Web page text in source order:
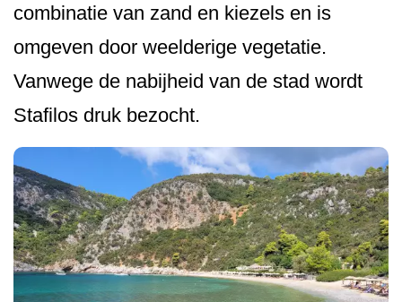
combinatie van zand en kiezels en is
omgeven door weelderige vegetatie.
Vanwege de nabijheid van de stad wordt
Stafilos druk bezocht.